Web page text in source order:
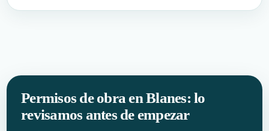
Permisos de obra en Blanes: lo
revisamos antes de empezar